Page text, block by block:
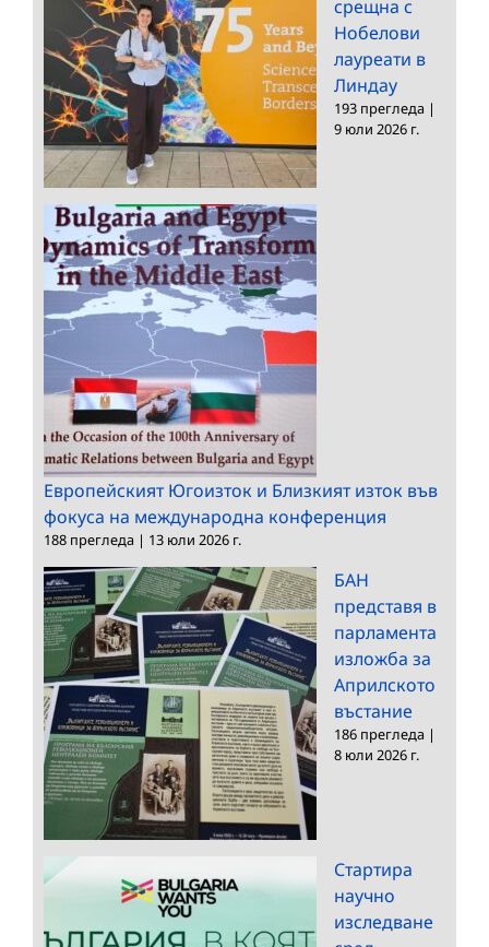
срещна с
Нобелови
лауреати в
Линдау
193 прегледа |
9 юли 2026 г.
Европейският Югоизток и Близкият изток във
фокуса на международна конференция
188 прегледа | 13 юли 2026 г.
БАН
представя в
парламента
изложба за
Априлското
въстание
186 прегледа |
8 юли 2026 г.
Стартира
научно
изследване